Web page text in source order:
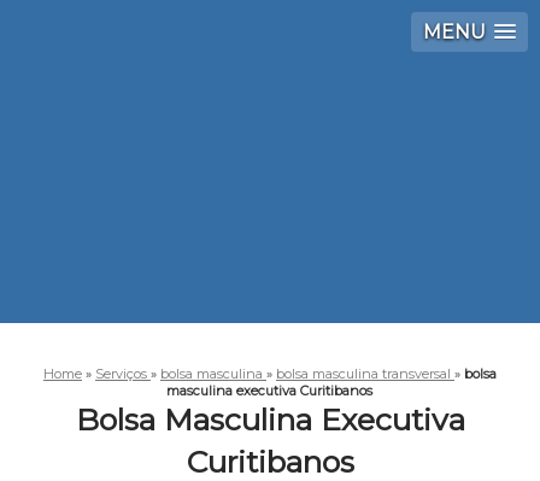
MENU
Home » Serviços » bolsa masculina » bolsa masculina transversal » bolsa
masculina executiva Curitibanos
Bolsa Masculina Executiva
Curitibanos